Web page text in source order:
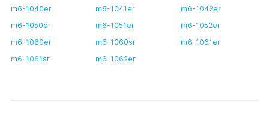
m6-1040er
m6-1041er
m6-1042er
m6-1050er
m6-1051er
m6-1052er
m6-1060er
m6-1060sr
m6-1061er
m6-1061sr
m6-1062er